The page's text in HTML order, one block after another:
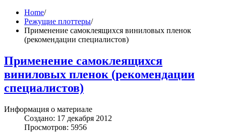
Home/
Режущие плоттеры/
Применение самоклеящихся виниловых пленок
(рекомендации специалистов)
Применение самоклеящихся
виниловых пленок (рекомендации
специалистов)
Информация о материале
Создано: 17 декабря 2012
Просмотров: 5956